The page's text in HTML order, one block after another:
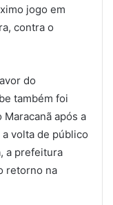
jogo em
contra o
do
também foi
após a
volta de público
a prefeitura
retorno na